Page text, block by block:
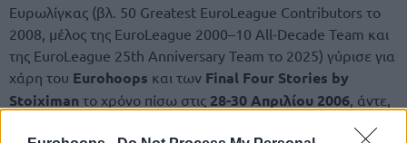
Ευρωλίγκας (βλ. 50 Greatest EuroLeague Contributors το
2008, μέλος της EuroLeague 2000–10 All-Decade Team και
της EuroLeague 25th Anniversary Team το 2025) γύρισε για
χάρη του Eurohoops και των Final Four Stories by
Stoiximan το χρόνο πίσω στις 28-30 Απριλίου 2006 , άντε,